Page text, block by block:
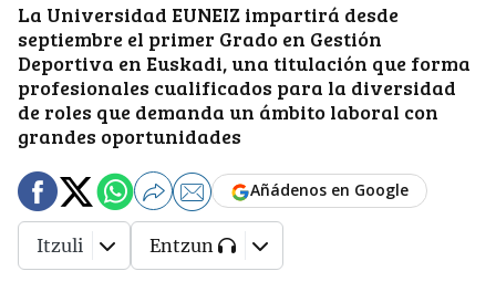
La Universidad EUNEIZ impartirá desde
septiembre el primer Grado en Gestión
Deportiva en Euskadi, una titulación que forma
profesionales cualificados para la diversidad
de roles que demanda un ámbito laboral con
grandes oportunidades
Añádenos en Google
Itzuli Entzun